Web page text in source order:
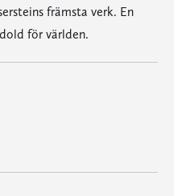
främsta verk. En
för världen.